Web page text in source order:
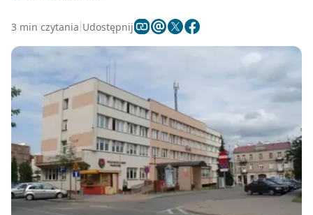
3 min czytania Udostępnij